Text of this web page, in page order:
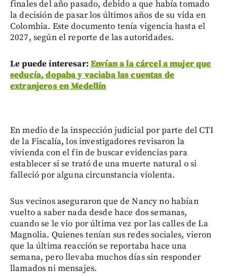
finales del año pasado, debido a que había tomado
la decisión de pasar los últimos años de su vida en
Colombia. Este documento tenía vigencia hasta el
2027, según el reporte de las autoridades.
Le puede interesar: Envían a la cárcel a mujer que
seducía, dopaba y vaciaba las cuentas de
extranjeros en Medellín
En medio de la inspección judicial por parte del CTI
de la Fiscalía, los investigadores revisaron la
vivienda con el fin de buscar evidencias para
establecer si se trató de una muerte natural o si
falleció por alguna circunstancia violenta.
Sus vecinos aseguraron que de Nancy no habían
vuelto a saber nada desde hace dos semanas,
cuando se le vio por última vez por las calles de La
Magnolia. Quienes tenían sus redes sociales, vieron
que la última reacción se reportaba hace una
semana, pero llevaba muchos días sin responder
llamados ni mensajes.